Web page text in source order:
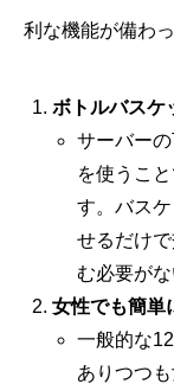
利な機能が備わ
ボトルバスケ
サーバー
を使うこ
す。バス
せるだけ
む必要がな
女性でも簡単
一般的な
ありつつ